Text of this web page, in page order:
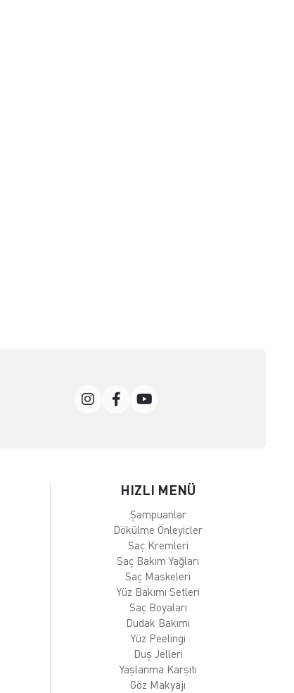
HIZLI MENÜ
Şampuanlar
Dökülme Önleyicler
Saç Kremleri
Saç Bakım Yağları
Saç Maskeleri
Yüz Bakımı Setleri
Saç Boyaları
Dudak Bakımı
Yüz Peelingi
Duş Jelleri
Yaşlanma Karşıtı
Göz Makyajı